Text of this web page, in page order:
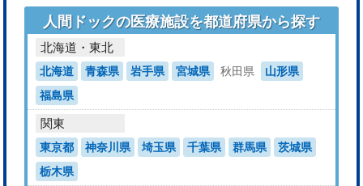
人間ドックの医療施設を都道府県から探す
北海道・東北
北海道 青森県 岩手県 宮城県 秋田県
山形県
福島県
関東
東京都 神奈川県 埼玉県 千葉県 群馬県
茨城県
栃木県